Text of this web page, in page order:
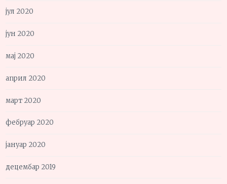
јул 2020
јун 2020
мај 2020
април 2020
март 2020
фебруар 2020
јануар 2020
децембар 2019